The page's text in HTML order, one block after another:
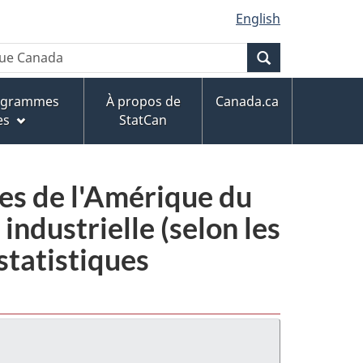
English
À propos de
StatCan
Canada.ca
de l'Amérique du
(selon les